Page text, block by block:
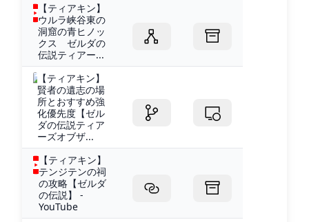
【ティアキン】
ウルラ峡谷東の
洞窟の青ヒノッ
クス ゼルダの
伝説ティアー...
【ティアキン】
賢者の遺志の場
所とおすすめ強
化優先度【ゼル
ダの伝説ティア
ーズオブザ...
【ティアキン】
テンジテンの祠
の攻略【ゼルダ
の伝説】 -
YouTube